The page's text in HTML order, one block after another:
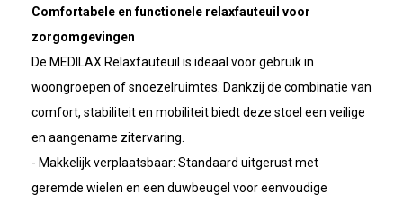
Comfortabele en functionele relaxfauteuil voor
zorgomgevingen
De MEDILAX Relaxfauteuil is ideaal voor gebruik in
woongroepen of snoezelruimtes. Dankzij de combinatie van
comfort, stabiliteit en mobiliteit biedt deze stoel een veilige
en aangename zitervaring.
- Makkelijk verplaatsbaar: Standaard uitgerust met
geremde wielen en een duwbeugel voor eenvoudige